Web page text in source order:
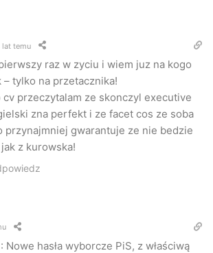
lat temu
raz w zyciu i wiem juz na kogo
tylko na przetacznika!
cv przeczytalam ze skonczyl executive
zna perfekt i ze facet cos ze soba
przynajmniej gwarantuje ze nie bedzie
z kurowska!
hasła wyborcze PiS, z właściwą